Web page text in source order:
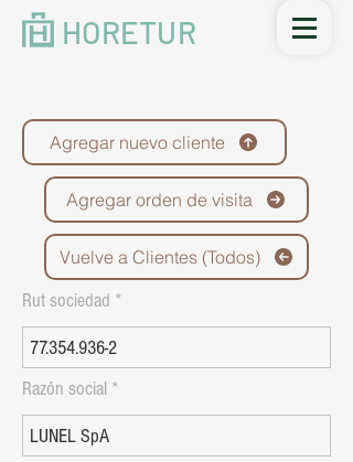
HORETUR
Agregar nuevo cliente
Agregar orden de visita
Vuelve a Clientes (Todos)
Rut sociedad
Razón social